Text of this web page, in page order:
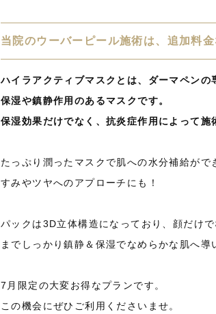
当院のウーバーピール施術は、追加料
ハイラアクティブマスクとは、ダーマペンの
保湿や鎮静作用のあるマスクです。
保湿効果だけでなく、抗炎症作用によって施
たっぷり潤ったマスクで肌への水分補給が
すみやツヤへのアプローチにも！
パックは3D立体構造になっており、顔だけ
までしっかり鎮静＆保湿でなめらかな肌へ導
7月限定の大変お得なプランです。
この機会にぜひご利用くださいませ。